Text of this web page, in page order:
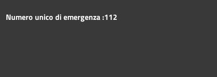
Numero unico di emergenza :112